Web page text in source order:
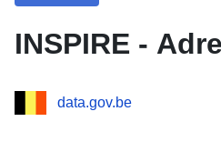
INSPIRE -
data.gov.be